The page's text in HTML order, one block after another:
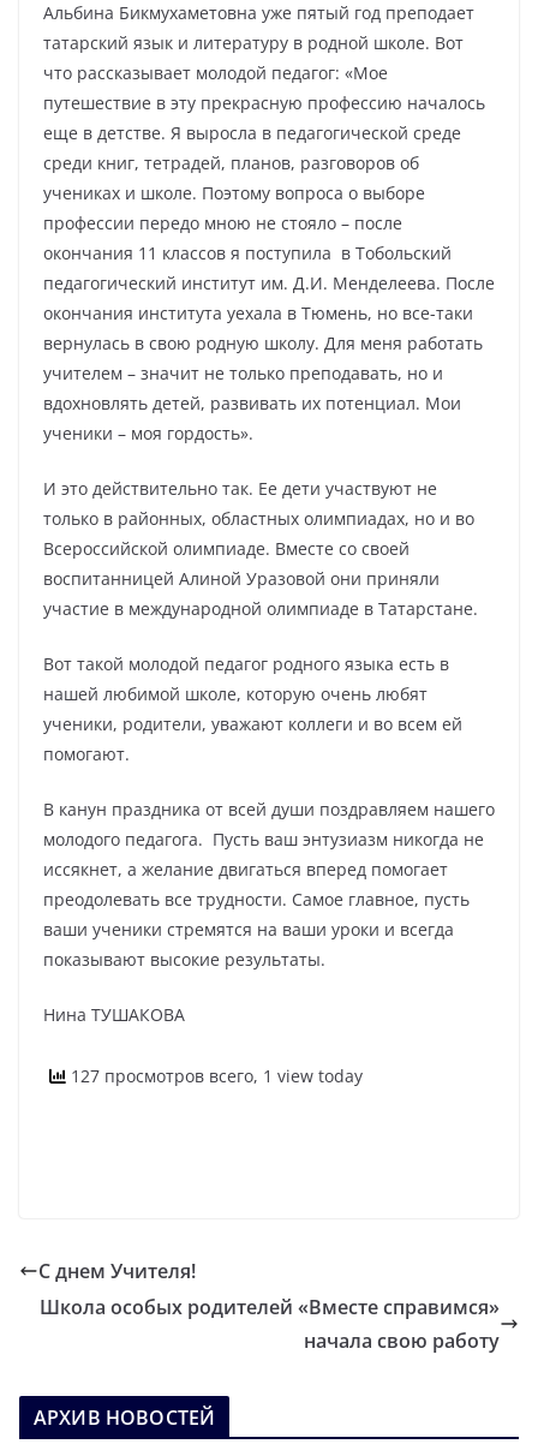
Альбина Бикмухаметовна уже пятый год преподает
татарский язык и литературу в родной школе. Вот
что рассказывает молодой педагог: «Мое
путешествие в эту прекрасную профессию началось
еще в детстве. Я выросла в педагогической среде
среди книг, тетрадей, планов, разговоров об
учениках и школе. Поэтому вопроса о выборе
профессии передо мною не стояло – после
окончания 11 классов я поступила в Тобольский
педагогический институт им. Д.И. Менделеева. После
окончания института уехала в Тюмень, но все-таки
вернулась в свою родную школу. Для меня работать
учителем – значит не только преподавать, но и
вдохновлять детей, развивать их потенциал. Мои
ученики – моя гордость».
И это действительно так. Ее дети участвуют не
только в районных, областных олимпиадах, но и во
Всероссийской олимпиаде. Вместе со своей
воспитанницей Алиной Уразовой они приняли
участие в международной олимпиаде в Татарстане.
Вот такой молодой педагог родного языка есть в
нашей любимой школе, которую очень любят
ученики, родители, уважают коллеги и во всем ей
помогают.
В канун праздника от всей души поздравляем нашего
молодого педагога. Пусть ваш энтузиазм никогда не
иссякнет, а желание двигаться вперед помогает
преодолевать все трудности. Самое главное, пусть
ваши ученики стремятся на ваши уроки и всегда
показывают высокие результаты.
Нина ТУШАКОВА
127 просмотров всего, 1 view today
С днем Учителя!
Школа особых родителей «Вместе справимся»
начала свою работу
АРХИВ НОВОСТЕЙ